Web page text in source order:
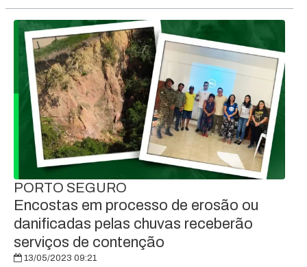
PORTO SEGURO
Encostas em processo de erosão ou
danificadas pelas chuvas receberão
serviços de contenção
13/05/2023 09:21